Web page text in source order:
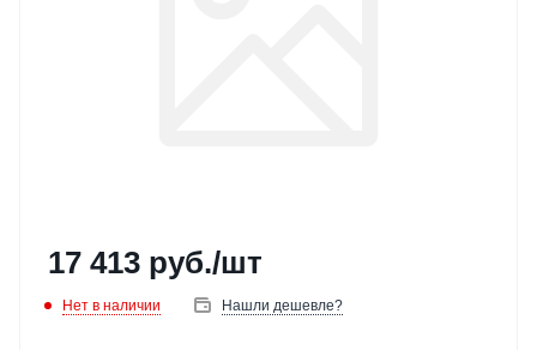
17 413 руб./шт
Нет в наличии Нашли дешевле?